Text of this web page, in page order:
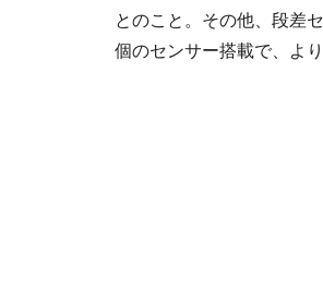
とのこと。その他、段差
個のセンサー搭載で、よ